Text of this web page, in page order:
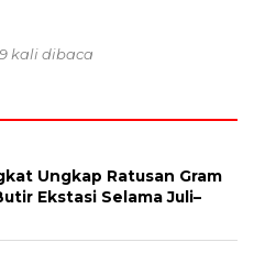
kali dibaca
Ungkap Ratusan Gram
Ekstasi Selama Juli–